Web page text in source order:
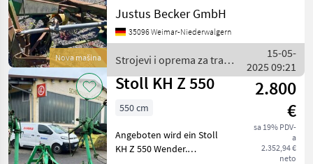
Nova mašina
Arbeitsbreite 5, 50m.
Ausrüstung: - 4 Kreisel -
hydraulisch klappbar
baliranje Rotacioni
Justus Becker GmbH
35096 Weimar-Niederwalgern
Strojevi i oprema za travu
i baliranje / Stoll
15-05-
2025 09:21
Stoll KH Z 550
2.800
€
sa 19% PDV-
a
2.352,94 €
neto
550 cm
Angeboten wird ein Stoll
KH Z 550 Wender.